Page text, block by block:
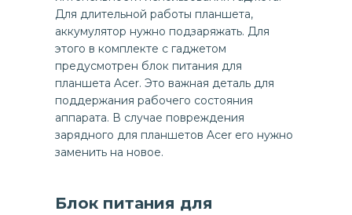
Для длительной работы планшета,
аккумулятор нужно подзаряжать. Для
этого в комплекте с гаджетом
предусмотрен блок питания для
планшета Acer. Это важная деталь для
поддержания рабочего состояния
аппарата. В случае повреждения
зарядного для планшетов Acer его нужно
заменить на новое.
Блок питания для